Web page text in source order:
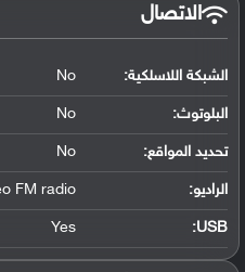
الاتصال
الشبكة اللاسلكية: No
البلوتوث:
No
تحديد المواقع:
No
الراديو: FM radio
USB
:
Yes